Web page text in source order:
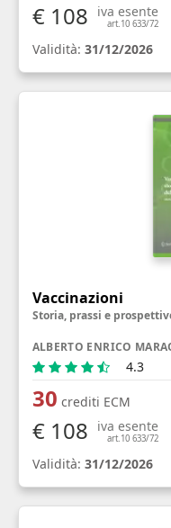
€ 108 iva esente
art.10 633/72
Validità: 31/12/2026
Vaccinazioni
Storia, prassi e
ALBERTO ENRICO
4.3
30 crediti ECM
€ 108 iva esente
art.10 633/72
Validità: 31/12/2026